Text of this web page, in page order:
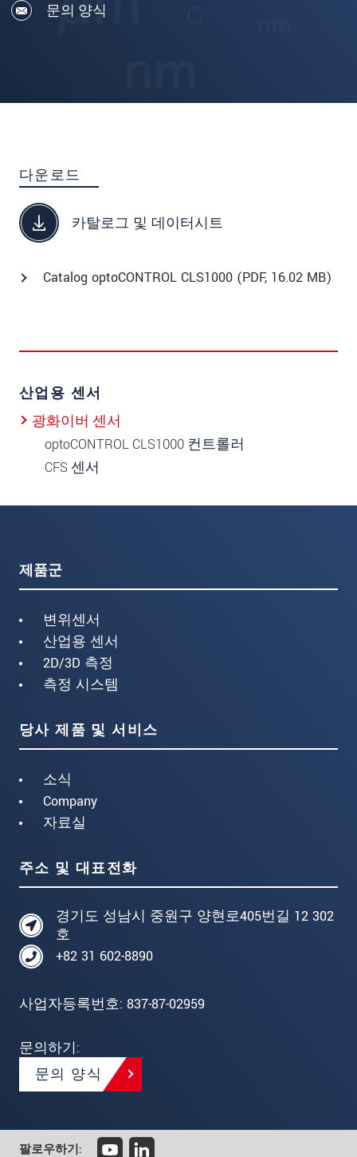
문의 양식
다운로드
카탈로그 및 데이터시트
Catalog optoCONTROL CLS1000 (PDF, 16.02 MB)
산업용 센서
광화이버 센서
optoCONTROL CLS1000 컨트롤러
CFS 센서
제품군
변위센서
산업용 센서
2D/3D 측정
측정 시스템
당사 제품 및 서비스
소식
Company
자료실
주소 및 대표전화
경기도 성남시 중원구 양현로405번길 12 302
호
+82 31 602-8890
사업자등록번호: 837-87-02959
문의하기:
문의 양식
팔로우하기: